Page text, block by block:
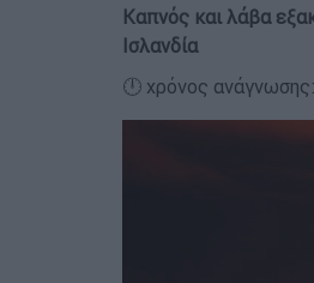
Καπνός και λάβα
Ισλανδία
🕛 χρόνος